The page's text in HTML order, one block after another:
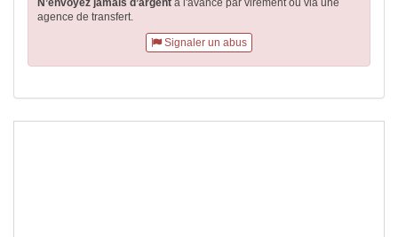
N’envoyez jamais d’argent à l'avance par virementou via une
agence de transfert.
Signaler un abus